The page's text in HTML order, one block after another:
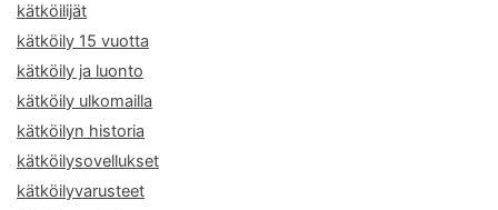
kätköilijät
kätköily 15 vuotta
kätköily ja luonto
kätköily ulkomailla
kätköilyn historia
kätköilysovellukset
kätköilyvarusteet